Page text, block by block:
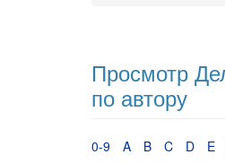
Просмотр
по автору
0-9 A B C D E